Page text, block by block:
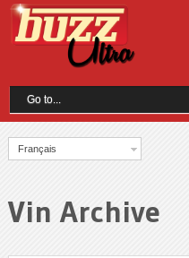
Français
Vin Archive